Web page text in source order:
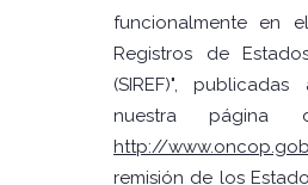
funcionalmente en
Registros de
(SIREF)",
nuestra página
http://
remisión de los